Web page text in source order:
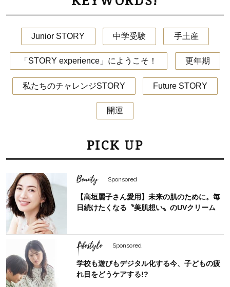
Junior STORY 中学受験 手土産
「STORY experience」にようこそ！ 更年期
私たちのチャレンジSTORY Future STORY
開運
PICK UP
Beauty Sponsored
【高垣麗子さん愛用】未来の肌のために。毎
日続けたくなる〝美肌想い〟のUVクリーム
Lifestyle Sponsored
学校も遊びもデジタル化する今、子どもの疲
れ目をどうケアする!?